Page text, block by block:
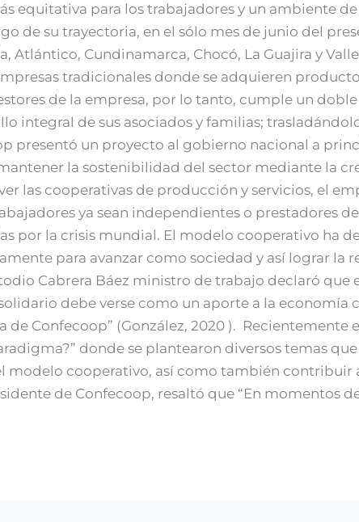
equitativa para los trabajadores y un ambiente
de su trayectoria, en el sólo mes de junio del
Atlántico, Cundinamarca, Chocó, La Guajira y
tradicionales donde se adquieren
de la empresa, por lo tanto, cumple un
integral de sus asociados y familias;
presentó un proyecto al gobierno nacional a
la sostenibilidad del sector mediante la
las cooperativas de producción y servicios, el
ya sean independientes o prestadores
por la crisis mundial. El modelo cooperativo ha
para avanzar como sociedad y así lograr
Cabrera Báez ministro de trabajo declaró
debe verse como un aporte a la
de Confecoop” (González, 2020 ). Recientemente
donde se plantearon diversos temas
cooperativo, así como también contribuir
de Confecoop, resaltó que “En momentos